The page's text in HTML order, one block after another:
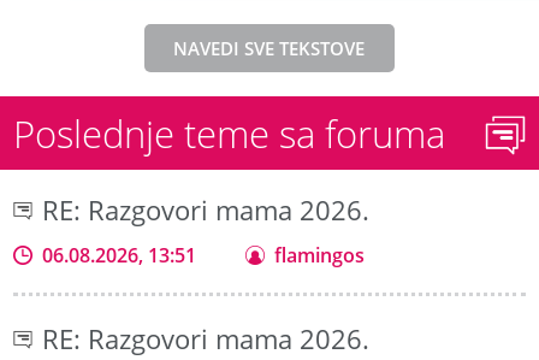
NAVEDI SVE TEKSTOVE
Poslednje teme sa foruma
RE: Razgovori mama 2026.
06.08.2026, 13:51 flamingos
RE: Razgovori mama 2026.